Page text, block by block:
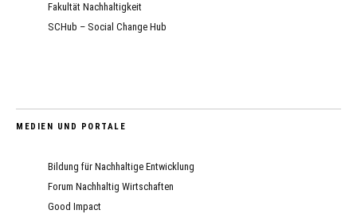
Fakultät Nachhaltigkeit
SCHub – Social Change Hub
MEDIEN UND PORTALE
Bildung für Nachhaltige Entwicklung
Forum Nachhaltig Wirtschaften
Good Impact